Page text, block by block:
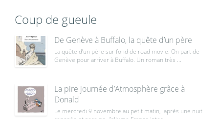
Coup de gueule
De Genève à Buffalo, la quête d’un père
La quête d’un père sur fond de road movie. On part de
Genève pour arriver à Buffalo. Un roman très ...
La pire journée d’Atmosphère grâce à
Donald
Le mercredi 9 novembre au petit matin, après une nuit